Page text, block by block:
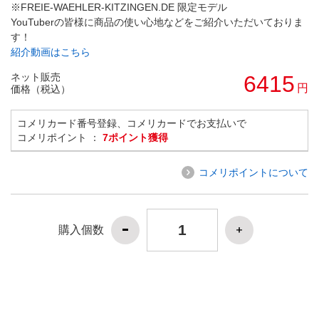
※FREIE-WAEHLER-KITZINGEN.DE 限定モデル
YouTuberの皆様に商品の使い心地などをご紹介いただいておりま
す！
紹介動画はこちら
ネット販売
価格（税込）
6415 円
コメリカード番号登録、コメリカードでお支払いで
コメリポイント ： 7ポイント獲得
コメリポイントについて
購入個数